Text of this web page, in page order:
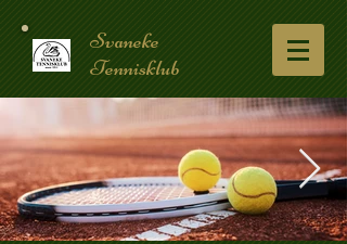
Svaneke
Tennisklub